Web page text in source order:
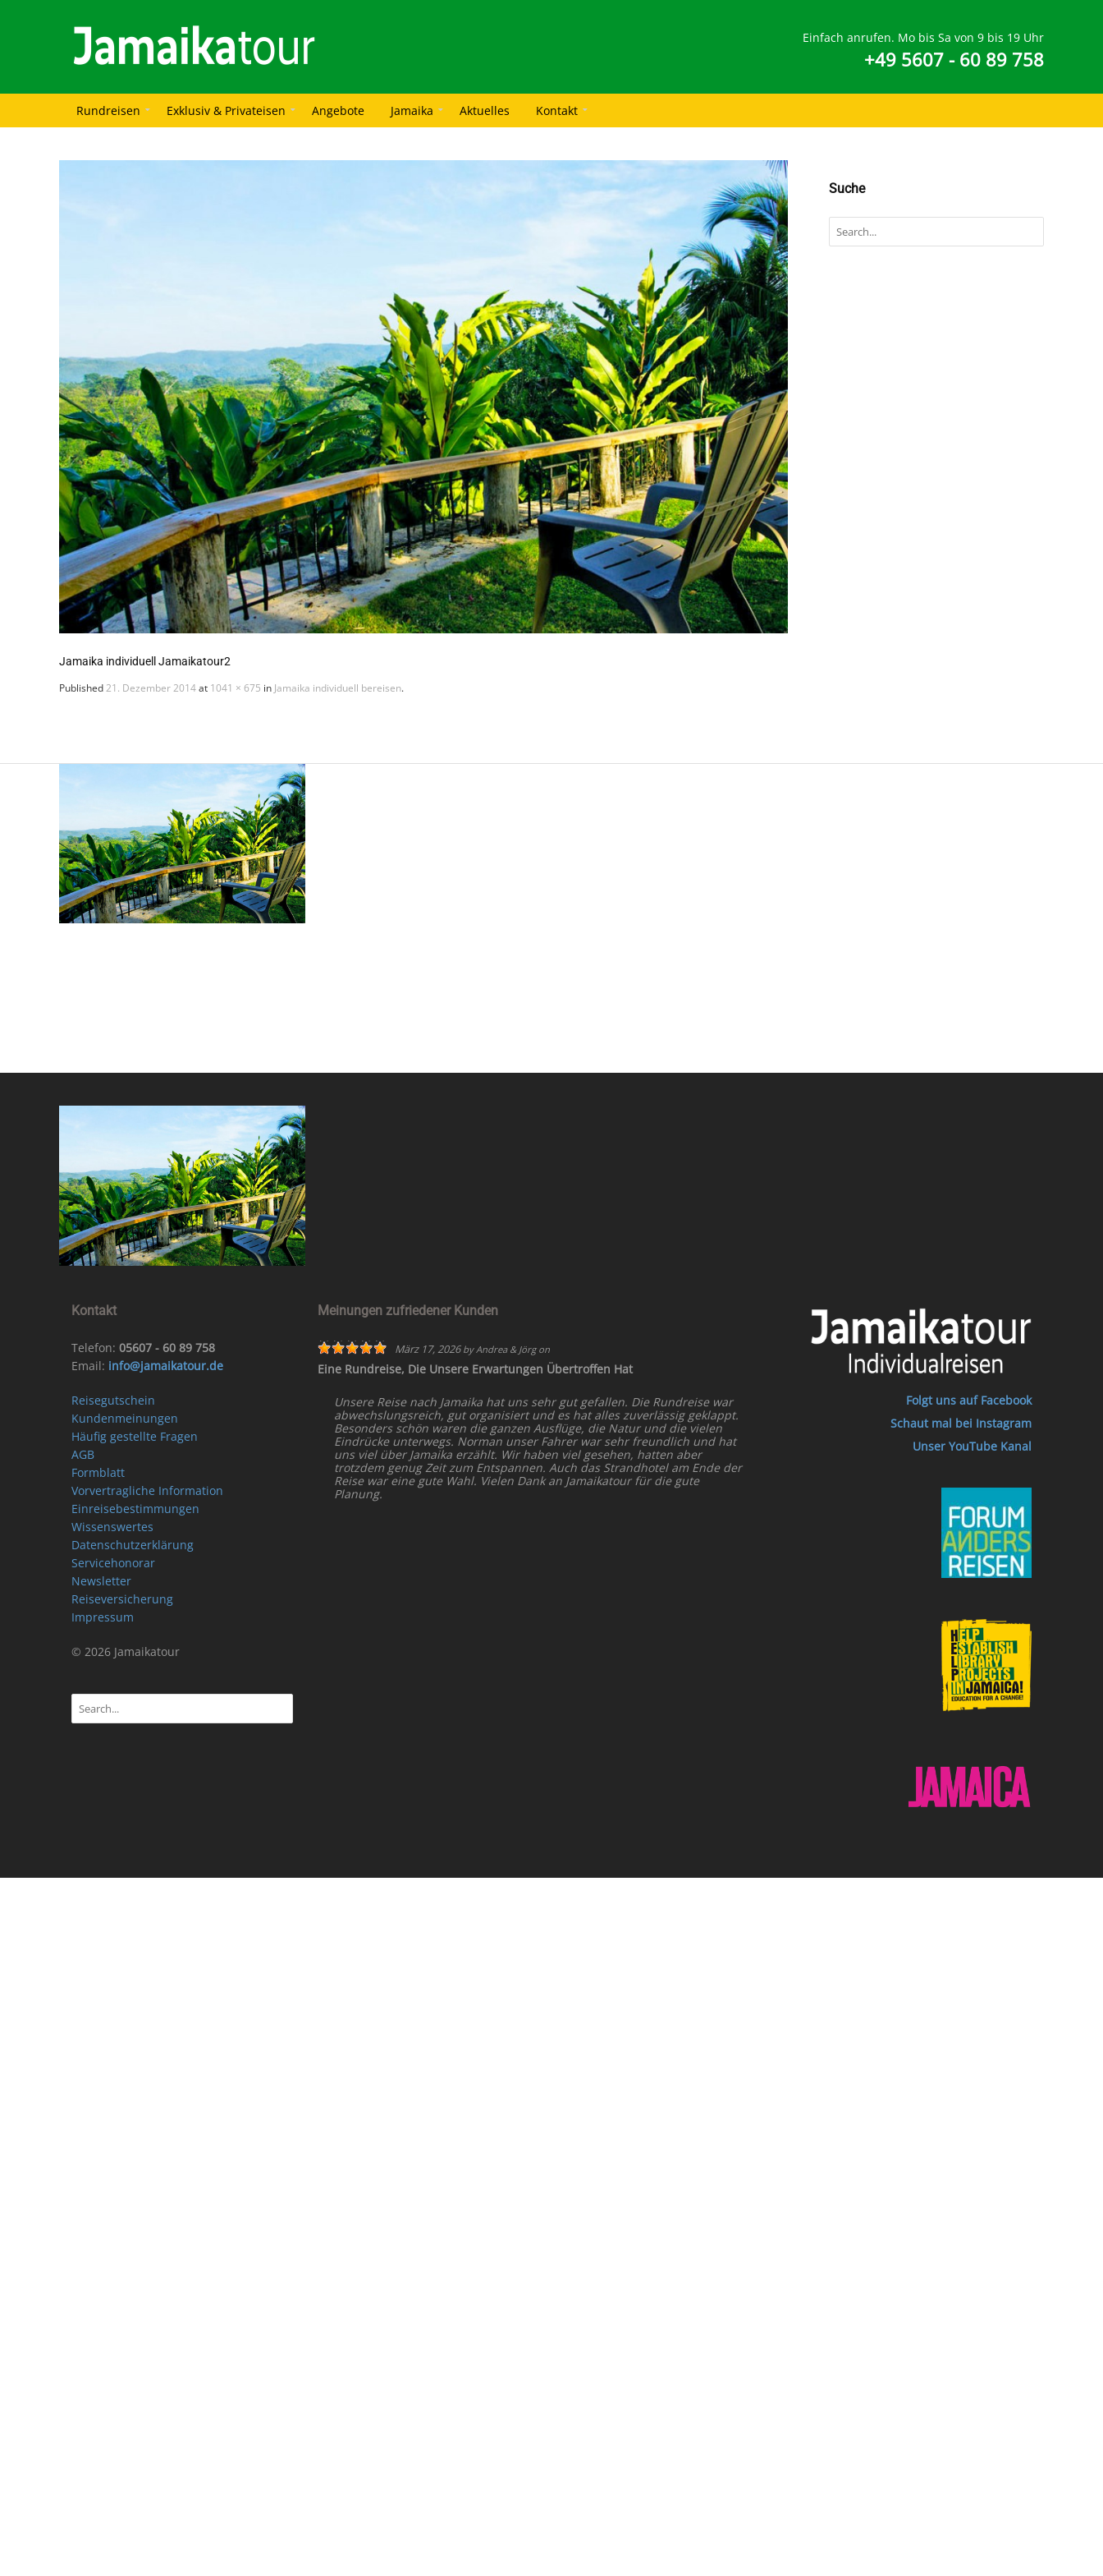
Einfach anrufen. Mo bis Sa von 9 bis 19 Uhr
+49 5607 - 60 89 758
Rundreisen Exklusiv & Privateisen Angebote Jamaika Aktuelles Kontakt
Jamaika individuell Jamaikatour2
Published21. Dezember 2014at 1041 × 675 in Jamaika individuell bereisen.
Suche
Kontakt
Telefon: 05607 - 60 89 758
Email: info@jamaikatour.de
Reisegutschein
Kundenmeinungen
Häufig gestellte Fragen
AGB
Formblatt
Vorvertragliche Information
Einreisebestimmungen
Wissenswertes
Datenschutzerklärung
Servicehonorar
Newsletter
Reiseversicherung
Impressum
© 2026 Jamaikatour
Meinungen zufriedener Kunden
März 17, 2026by Andrea & Jörgon
Eine Rundreise, Die Unsere Erwartungen Übertroffen Hat
Unsere Reise nach Jamaika hat uns sehr gut gefallen. Die Rundreise war
abwechslungsreich, gut organisiert und es hat alles zuverlässig geklappt.
Besonders schön waren die ganzen Ausflüge, die Natur und die vielen
Eindrücke unterwegs. Norman unser Fahrer war sehr freundlich und hat
uns viel über Jamaika erzählt. Wir haben viel gesehen, hatten aber
trotzdem genug Zeit zum Entspannen. Auch das Strandhotel am Ende der
Reise war eine gute Wahl. Vielen Dank an Jamaikatour für die gute
Planung.
Folgt uns auf Facebook
Schaut mal bei Instagram
Unser YouTube Kanal